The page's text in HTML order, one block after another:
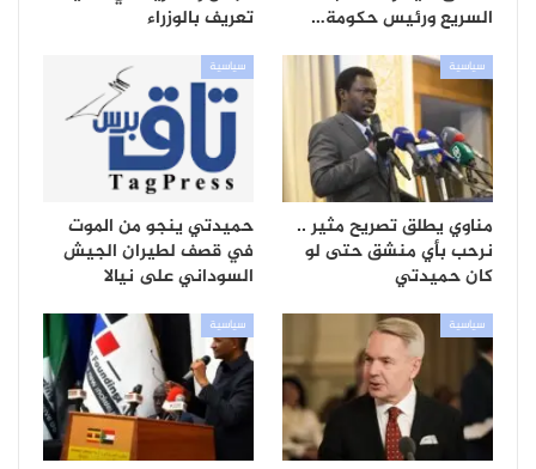
السريع ورئيس حكومة…
تعريف بالوزراء
سياسية
مناوي يطلق تصريح مثير ..
نرحب بأي منشق حتى لو
كان حميدتي
سياسية
حميدتي ينجو من الموت
في قصف لطيران الجيش
السوداني على نيالا
سياسية سياسية